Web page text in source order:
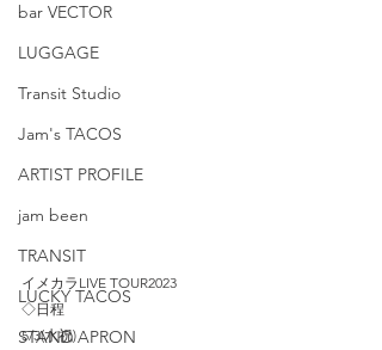
bar VECTOR
LUGGAGE
Transit Studio
Jam's TACOS
ARTIST PROFILE
jam been
TRANSIT
LUCKY TACOS
STAND APRON
イメカラLIVE TOUR2023
◇日程
5/3(水祝)